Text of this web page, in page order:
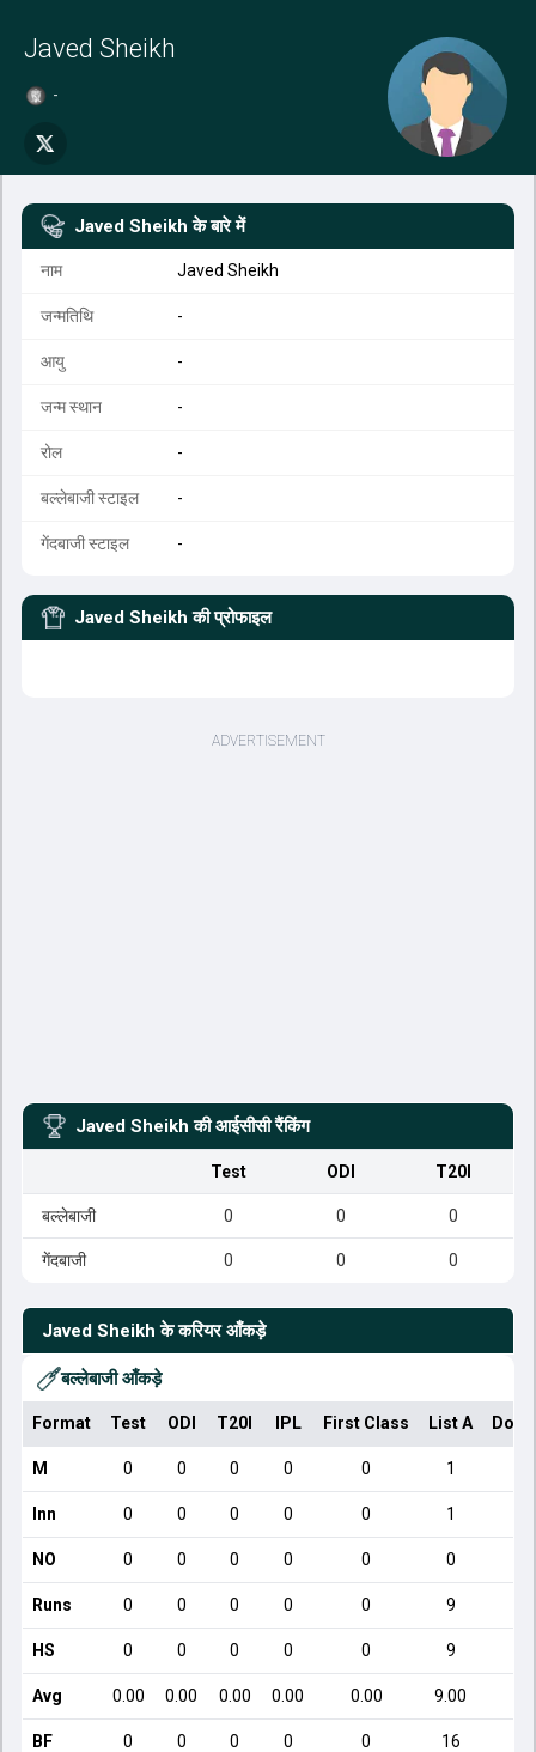
Javed Sheikh
-
Javed Sheikh के बारे में
नाम Javed Sheikh
जन्मतिथि -
आयु -
जन्म स्थान -
रोल -
बल्लेबाजी स्टाइल -
गेंदबाजी स्टाइल -
Javed Sheikh की प्रोफाइल
Javed Sheikh की आईसीसी रैंकिंग
Test ODI T20I
बल्लेबाजी 0 0 0
गेंदबाजी 0 0 0
Javed Sheikh के करियर आँकड़े
बल्लेबाजी आँकड़े
Format Test ODI T20I IPL First Class List A
M 0 0 0 0 0 1
Inn 0 0 0 0 0 1
NO 0 0 0 0 0 0
Runs 0 0 0 0 0 9
HS 0 0 0 0 0 9
Avg 0.00 0.00 0.00 0.00 0.00 9.00
BF 0 0 0 0 0 16